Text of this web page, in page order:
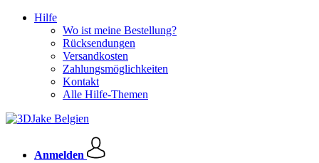
Hilfe
Wo ist meine Bestellung?
Rücksendungen
Versandkosten
Zahlungsmöglichkeiten
Kontakt
Alle Hilfe-Themen
Anmelden